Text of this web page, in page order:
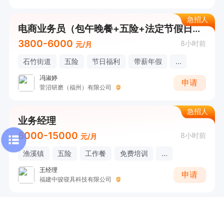
急招人
电商业务员（包午晚餐+五险+法定节假日休）
3800-6000 元/月 8小时前
石竹街道 五险 节日福利 带薪年假 ...
冯淑婷
菅沼研磨（福州）有限公司
申请
急招人
业务经理
6000-15000 元/月 8小时前
渔溪镇 五险 工作餐 免费培训 ...
王经理
福建中骏寝具科技有限公司
申请